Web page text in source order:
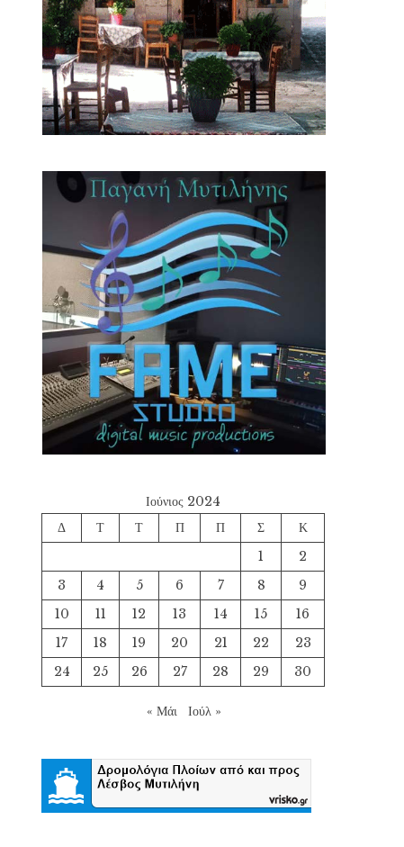
Ιούνιος 2024
Δ
Τ Τ Π Π Σ
Κ
1
2
3
4 5 6 7 8
9
10
11 12 13 14 15
16
17
18 19 20 21 22
23
24
25 26 27 28 29 30
« Μάι Ιούλ »